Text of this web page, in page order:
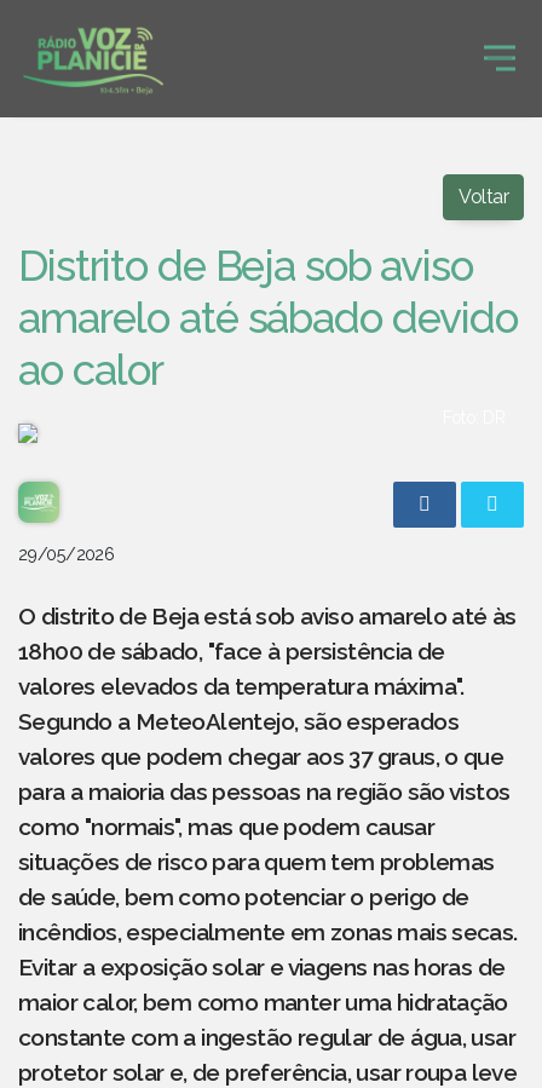
Voltar
Distrito de Beja sob aviso
amarelo até sábado devido
ao calor
29/05/2026
O distrito de Beja está sob aviso amarelo até às
18h00 de sábado, "face à persistência de
valores elevados da temperatura máxima".
Segundo a MeteoAlentejo, são esperados
valores que podem chegar aos 37 graus, o que
para a maioria das pessoas na região são vistos
como "normais", mas que podem causar
situações de risco para quem tem problemas
de saúde, bem como potenciar o perigo de
incêndios, especialmente em zonas mais secas.
Evitar a exposição solar e viagens nas horas de
maior calor, bem como manter uma hidratação
constante com a ingestão regular de água, usar
protetor solar e, de preferência, usar roupa leve